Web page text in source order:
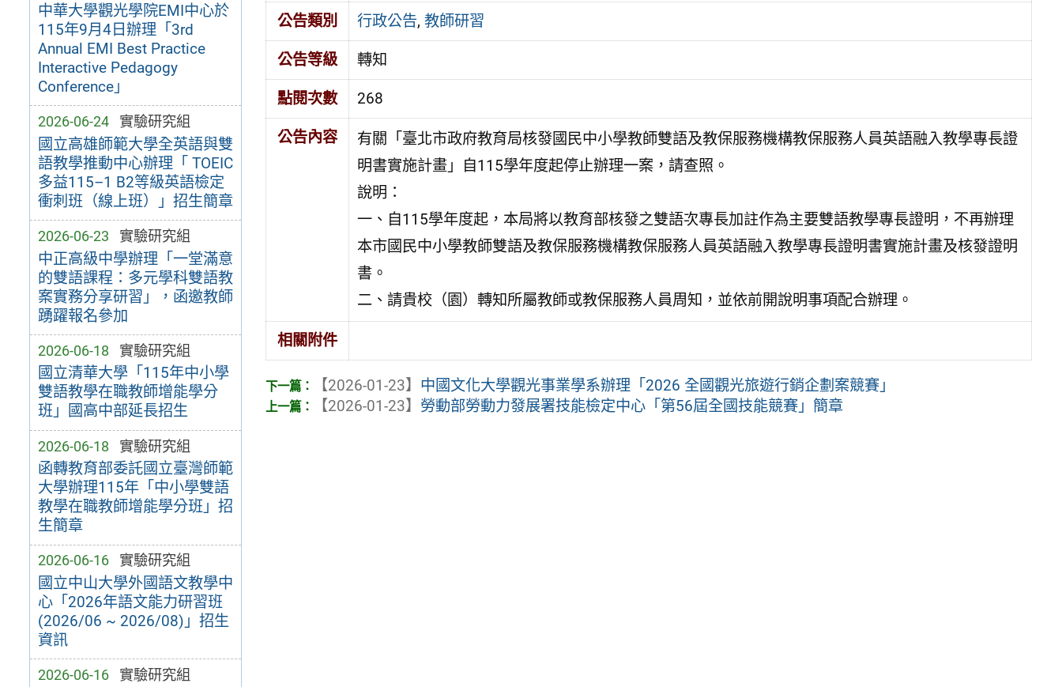
中華大學觀光學院EMI中心於
115年9月4日辦理「3rd
Annual EMI Best Practice
Interactive Pedagogy
Conference」
2026-06-24 實驗研究組
國立高雄師範大學全英語與雙
語教學推動中心辦理「 TOEIC
多益115–1 B2等級英語檢定
衝刺班（線上班）」招生簡章
2026-06-23 實驗研究組
中正高級中學辦理「一堂滿意
的雙語課程：多元學科雙語教
案實務分享研習」，函邀教師
踴躍報名參加
2026-06-18 實驗研究組
國立清華大學「115年中小學
雙語教學在職教師增能學分
班」國高中部延長招生
2026-06-18 實驗研究組
函轉教育部委託國立臺灣師範
大學辦理115年「中小學雙語
教學在職教師增能學分班」招
生簡章
2026-06-16 實驗研究組
國立中山大學外國語文教學中
心「2026年語文能力研習班
(2026/06 ~ 2026/08)」招生
資訊
2026-06-16 實驗研究組
公告類別 行政公告,教師研習
公告等級 轉知
點閱次數 268
公告內容
有關「臺北市政府教育局核發國民中小學教師雙語及教保服務機構教保服務人員英語融入教學專長證
明書實施計畫」自115學年度起停止辦理一案，請查照。
說明：
一、自115學年度起，本局將以教育部核發之雙語次專長加註作為主要雙語教學專長證明，不再辦理
本市國民中小學教師雙語及教保服務機構教保服務人員英語融入教學專長證明書實施計畫及核發證明
書。
二、請貴校（園）轉知所屬教師或教保服務人員周知，並依前開說明事項配合辦理。
相關附件
【2026-01-23】 中國文化大學觀光事業學系辦理「2026 全國觀光旅遊行銷企劃案競賽」
【2026-01-23】 勞動部勞動力發展署技能檢定中心「第56屆全國技能競賽」簡章